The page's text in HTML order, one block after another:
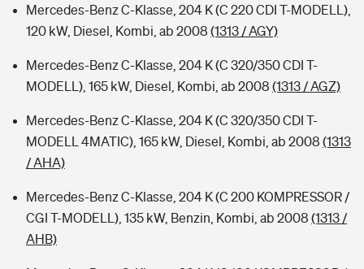
Mercedes-Benz C-Klasse, 204 K (C 220 CDI T-MODELL),
120 kW, Diesel, Kombi, ab 2008 (1313 / AGY)
Mercedes-Benz C-Klasse, 204 K (C 320/350 CDI T-
MODELL), 165 kW, Diesel, Kombi, ab 2008 (1313 / AGZ)
Mercedes-Benz C-Klasse, 204 K (C 320/350 CDI T-
MODELL 4MATIC), 165 kW, Diesel, Kombi, ab 2008 (1313
/ AHA)
Mercedes-Benz C-Klasse, 204 K (C 200 KOMPRESSOR /
CGI T-MODELL), 135 kW, Benzin, Kombi, ab 2008 (1313 /
AHB)